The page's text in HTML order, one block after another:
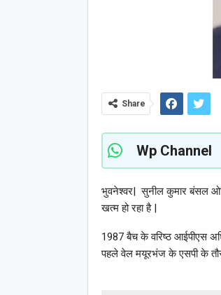
Share
Wp Channel
भुवनेश्वर| सुनील कुमार बंसल
खत्म हो रहा है |
1987 बैच के वरिष्ठ आईपीएस
पहले वेल मयूरभंज के एसपी के